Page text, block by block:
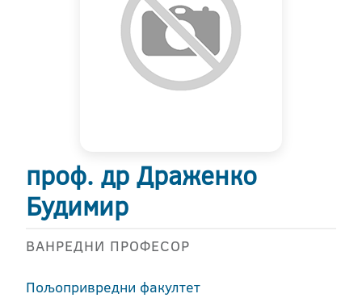
проф. др Драженко
Будимир
ВАНРЕДНИ ПРОФЕСОР
Пољопривредни факултет